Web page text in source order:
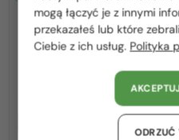
Z SOCZEWKĄ MONOFOKALNĄ
România / RO
Magyarország
United Arab
Austria / AT
Niemcy / DE
mogą łączyć je z innymi
przekazałeś lub które
Ciebie z ich usług. Polityka
ODRZUĆ